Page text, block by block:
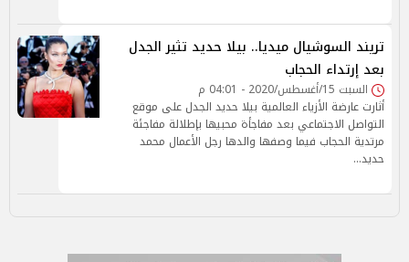
تريند السوشيال ميديا.. بيلا حديد تثير الجدل
بعد إرتداء الحجاب
السبت 15/أغسطس/2020 - 04:01 م
أثارت عارضة الأزياء العالمية بيلا حديد الجدل على موقع
التواصل الاجتماعي بعد مفاجأة محبيها بإطلالة مفاجئة
مرتدية الحجاب فيما وصفها والدها رجل الأعمال محمد
حديد…